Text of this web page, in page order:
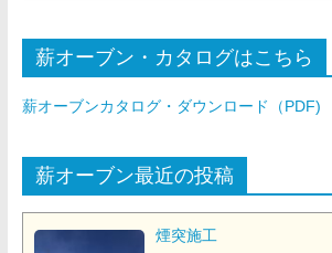
薪オーブン・カタログはこちら
薪オーブンカタログ・ダウンロード（PDF)
薪オーブン最近の投稿
煙突施工